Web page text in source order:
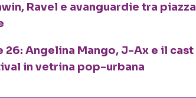
Ravel e avanguardie tra piazza
26: Angelina Mango, J-Ax e il cast
in vetrina pop-urbana